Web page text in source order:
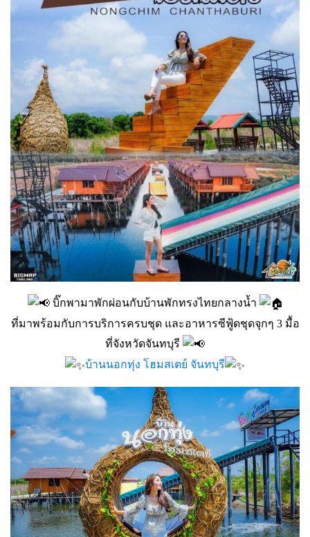
บิ๊กพามาพักผ่อนกับบ้านพักทรงไทยกลางน้ำ
ที่มาพร้อมกับการบริการครบชุด และอาหารซีฟู้ดชุดจุกๆ 3 มื้อ
ที่จังหวัดจันทบุรี
บ้านนอกทุ่ง โฮมสเตย์ จันทบุรี